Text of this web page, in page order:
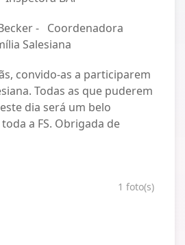
- Coordenadora
Salesiana
convido-as a participarem
Todas as que puderem
dia será um belo
a FS. Obrigada de
1 foto(s)